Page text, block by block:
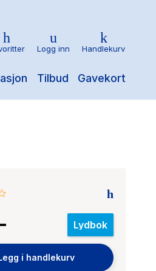
Tilbud Gavekort
Logg inn Handlekurv
Lydbok
i handlekurv